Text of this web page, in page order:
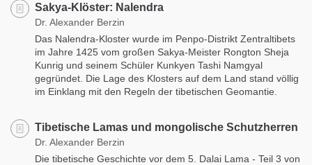
Sakya-Klöster: Nalendra
Dr. Alexander Berzin
Das Nalendra-Kloster wurde im Penpo-Distrikt Zentraltibets
im Jahre 1425 vom großen Sakya-Meister Rongton Sheja
Kunrig und seinem Schüler Kunkyen Tashi Namgyal
gegründet. Die Lage des Klosters auf dem Land stand völlig
im Einklang mit den Regeln der tibetischen Geomantie.
Tibetische Lamas und mongolische Schutzherren
Dr. Alexander Berzin
Die tibetische Geschichte vor dem 5. Dalai Lama - Teil 3 von